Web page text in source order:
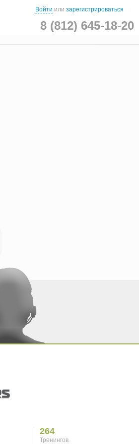
Войти или зарегистрироваться
8 (812) 645-18-20
264
Тренингов